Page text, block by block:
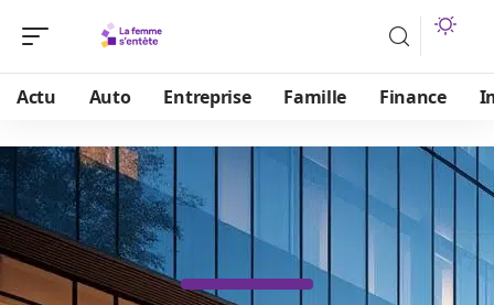
Actu Auto Entreprise Famille Finance